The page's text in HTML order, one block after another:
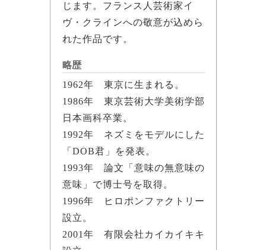
じます。フランス人芸術家イ
ヴ・クラインへの敬意が込めら
れた作品です。
略歴
1962年 東京に生まれる。
1986年 東京芸術大学美術学部
日本画科卒業。
1992年 ネズミをモデルにした
「DOB君」を発表。
1993年 論文「意味の無意味の
意味」で博士号を取得。
1996年 ヒロポンファクトリー
設立。
2001年 有限会社カイカイキキ